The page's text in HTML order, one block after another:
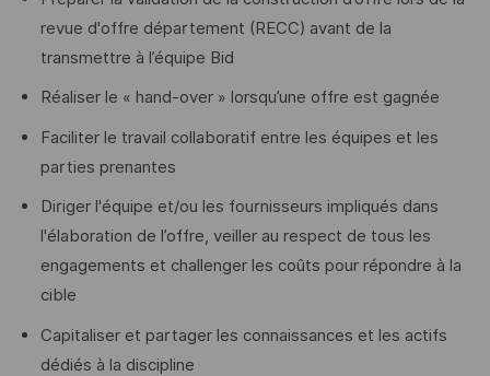
revue d'offre département (RECC) avant de la
transmettre à l’équipe Bid
Réaliser le « hand-over » lorsqu’une offre est gagnée
Faciliter le travail collaboratif entre les équipes et les
parties prenantes
Diriger l'équipe et/ou les fournisseurs impliqués dans
l'élaboration de l’offre, veiller au respect de tous les
engagements et challenger les coûts pour répondre à la
cible
Capitaliser et partager les connaissances et les actifs
dédiés à la discipline